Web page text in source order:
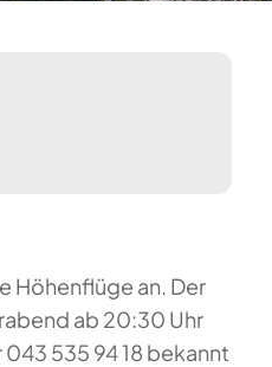
Höhenflüge an. Der
ab 20:30 Uhr
535 94 18 bekannt